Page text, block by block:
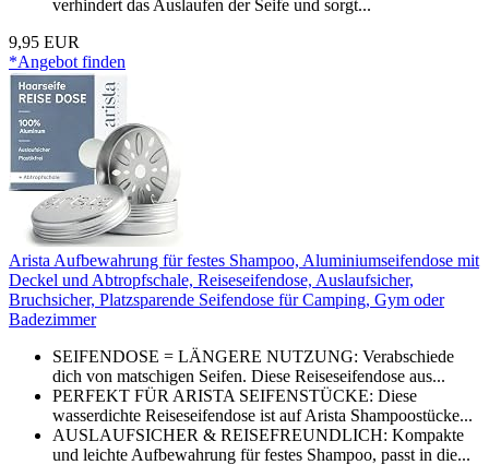
verhindert das Auslaufen der Seife und sorgt...
9,95 EUR
*Angebot finden
Arista Aufbewahrung für festes Shampoo, Aluminiumseifendose mit
Deckel und Abtropfschale, Reiseseifendose, Auslaufsicher,
Bruchsicher, Platzsparende Seifendose für Camping, Gym oder
Badezimmer
SEIFENDOSE = LÄNGERE NUTZUNG: Verabschiede
dich von matschigen Seifen. Diese Reiseseifendose aus...
PERFEKT FÜR ARISTA SEIFENSTÜCKE: Diese
wasserdichte Reiseseifendose ist auf Arista Shampoostücke...
AUSLAUFSICHER & REISEFREUNDLICH: Kompakte
und leichte Aufbewahrung für festes Shampoo, passt in die...